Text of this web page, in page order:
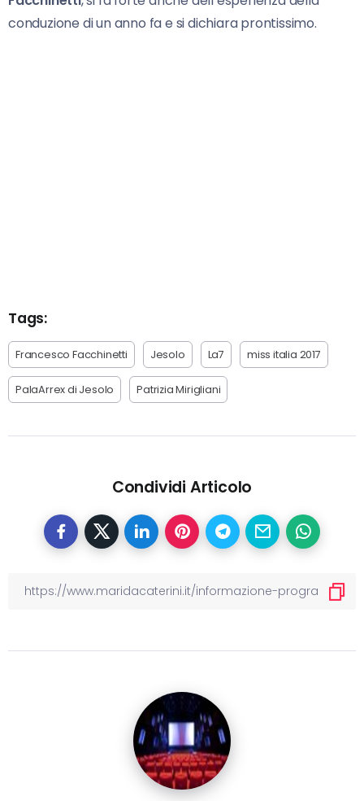
conduzione di un anno fa e si dichiara prontissimo.
Tags:
Francesco Facchinetti Jesolo La7 miss italia 2017
PalaArrex di Jesolo Patrizia Mirigliani
Condividi Articolo